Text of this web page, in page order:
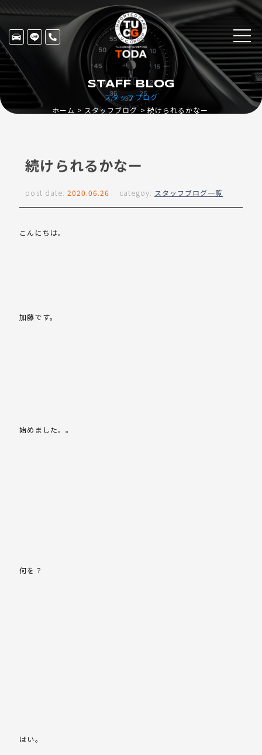
スタッフブログ
STAFF BLOG
ホーム スタッフブログ 続けられるかなー
続けられるかなー
post date: 2020.06.26 categoy: スタッフブログ一覧
こんにちは。
加藤です。
始めました。。
何を？
はい。